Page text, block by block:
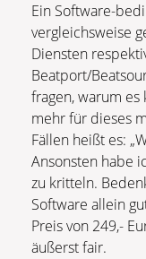
Ein Software-
vergleichsweise
Diensten
Beatport/
fragen, warum
mehr für dieses
Fällen heißt es:
Ansonsten habe
zu kritteln.
Software allein
Preis von 249,-
äußerst fair.